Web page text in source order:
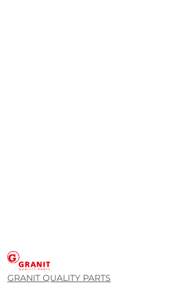
GRANIT
QUALITY
PARTS
GRANIT QUALITY PARTS